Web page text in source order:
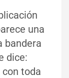
una
bandera
dice:
toda